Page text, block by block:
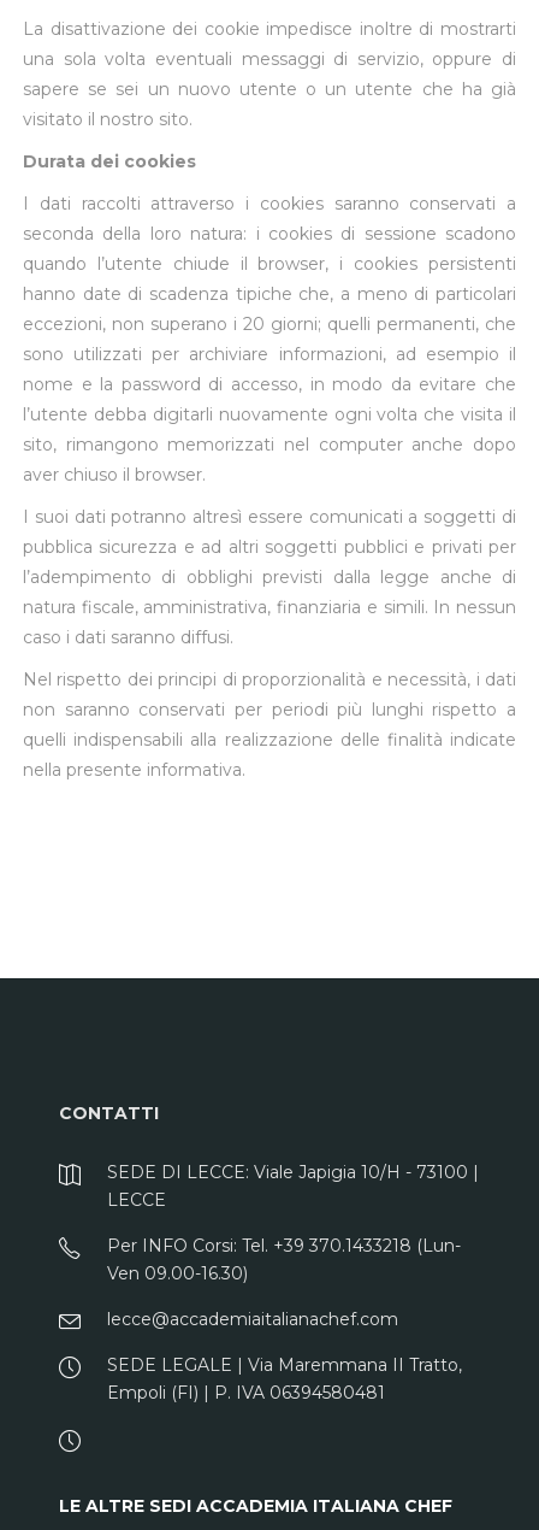
La disattivazione dei cookie impedisce inoltre di mostrarti
una sola volta eventuali messaggi di servizio, oppure di
sapere se sei un nuovo utente o un utente che ha già
visitato il nostro sito.
Durata dei cookies
I dati raccolti attraverso i cookies saranno conservati a
seconda della loro natura: i cookies di sessione scadono
quando l’utente chiude il browser, i cookies persistenti
hanno date di scadenza tipiche che, a meno di particolari
eccezioni, non superano i 20 giorni; quelli permanenti, che
sono utilizzati per archiviare informazioni, ad esempio il
nome e la password di accesso, in modo da evitare che
l’utente debba digitarli nuovamente ogni volta che visita il
sito, rimangono memorizzati nel computer anche dopo
aver chiuso il browser.
I suoi dati potranno altresì essere comunicati a soggetti di
pubblica sicurezza e ad altri soggetti pubblici e privati per
l’adempimento di obblighi previsti dalla legge anche di
natura fiscale, amministrativa, finanziaria e simili. In nessun
caso i dati saranno diffusi.
Nel rispetto dei principi di proporzionalità e necessità, i dati
non saranno conservati per periodi più lunghi rispetto a
quelli indispensabili alla realizzazione delle finalità indicate
nella presente informativa.
CONTATTI
SEDE DI LECCE: Viale Japigia 10/H - 73100 |
LECCE
Per INFO Corsi: Tel. +39 370.1433218 (Lun-
Ven 09.00-16.30)
lecce@accademiaitalianachef.com
SEDE LEGALE | Via Maremmana II Tratto,
Empoli (FI) | P. IVA 06394580481
LE ALTRE SEDI ACCADEMIA ITALIANA CHEF